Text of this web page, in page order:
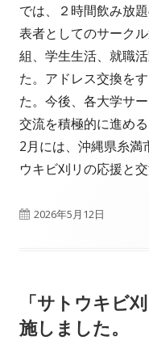
では、２時間飲み放
表者としてのサーク
組、学生生活、就職
た。アドレス交換を
た。今後、各大学サ
交流を積極的に進め
2月には、沖縄県糸満
ウキビ刈リの応援と
公
2026年5月12日
「サトウキビ
施しました。